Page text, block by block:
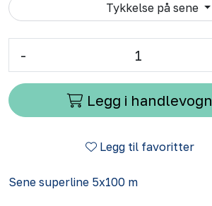
Tykkelse på sene
-
Legg i handlevogn
Legg til favoritter
Sene superline 5x100 m